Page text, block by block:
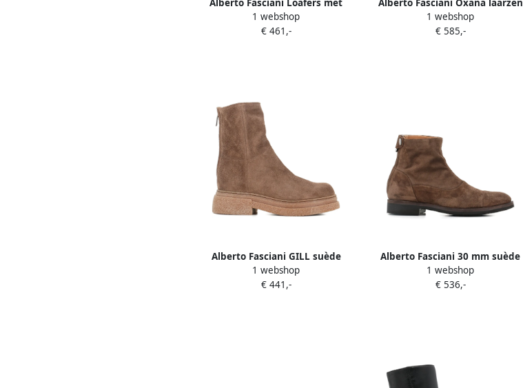
Alberto Fasciani Loafers met
studs Beige
1 webshop
€ 461,-
Alberto Fasciani Oxana laarzen
met rits Beige
1 webshop
€ 585,-
Alberto Fasciani GILL suède
laarzen met rits Bruin
1 webshop
€ 441,-
Alberto Fasciani 30 mm suède
laarzen met ritssluiting Bruin
1 webshop
€ 536,-